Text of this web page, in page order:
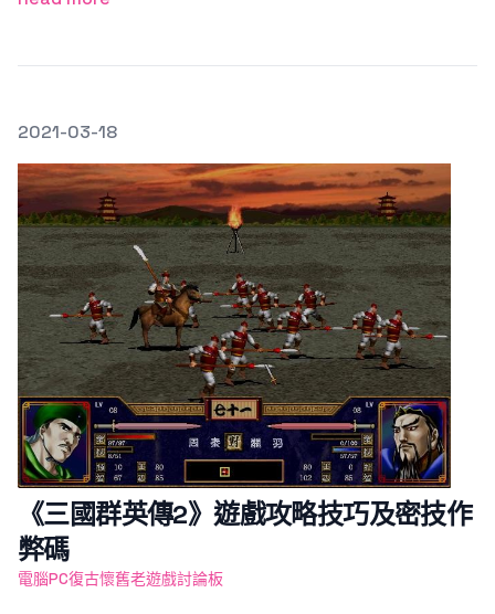
發文於
2021-03-18
《三國群英傳2》遊戲攻略技巧及密技作
弊碼
電腦PC復古懷舊老遊戲討論板